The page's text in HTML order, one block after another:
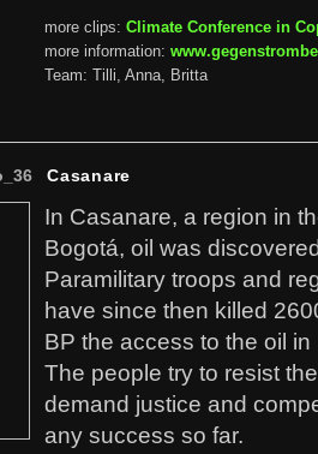
more clips: Climate Conference in
more information:
Team: Tilli, Anna, Britta
Casanare
In Casanare, a region in
Bogotá, oil was
Paramilitary troops and
have since then killed
BP the access to the oil in
The people try to resist
demand justice and
any success so far.